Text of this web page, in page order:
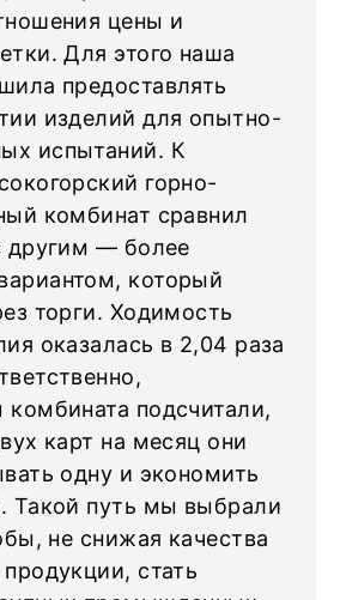
цены и
Для этого наша
предоставлять
изделий для опытно-
испытаний. К
горно-
комбинат сравнил
другим — более
который
торги. Ходимость
оказалась в 2,04 раза
комбината подсчитали,
карт на месяц они
одну и экономить
Такой путь мы выбрали
не снижая качества
стать